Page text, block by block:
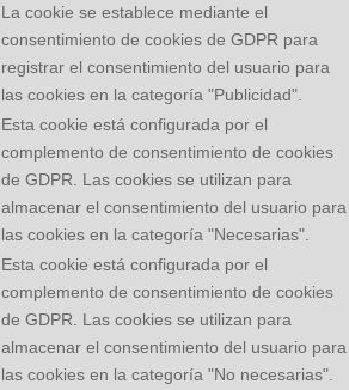
La cookie se establece mediante el
consentimiento de cookies de GDPR para
registrar el consentimiento del usuario para
las cookies en la categoría "Publicidad".
Esta cookie está configurada por el
complemento de consentimiento de cookies
de GDPR. Las cookies se utilizan para
almacenar el consentimiento del usuario para
las cookies en la categoría "Necesarias".
Esta cookie está configurada por el
complemento de consentimiento de cookies
de GDPR. Las cookies se utilizan para
almacenar el consentimiento del usuario para
las cookies en la categoría "No necesarias".